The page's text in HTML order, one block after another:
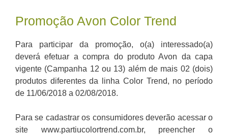
Promoção Avon Color Trend
Para participar da promoção, o(a) interessado(a)
deverá efetuar a compra do produto Avon da capa
vigente (Campanha 12 ou 13) além de mais 02 (dois)
produtos diferentes da linha Color Trend, no período
de 11/06/2018 a 02/08/2018.
Para se cadastrar os consumidores deverão acessar o
site www.partiucolortrend.com.br, preencher o